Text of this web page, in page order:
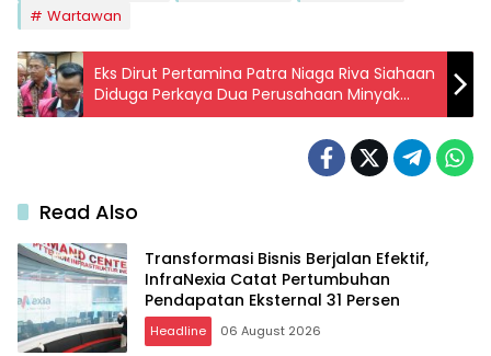
Wartawan
Eks Dirut Pertamina Patra Niaga Riva Siahaan
Diduga Perkaya Dua Perusahaan Minyak
Singapura
Read Also
Transformasi Bisnis Berjalan Efektif,
InfraNexia Catat Pertumbuhan
Pendapatan Eksternal 31 Persen
Headline 06 August 2026